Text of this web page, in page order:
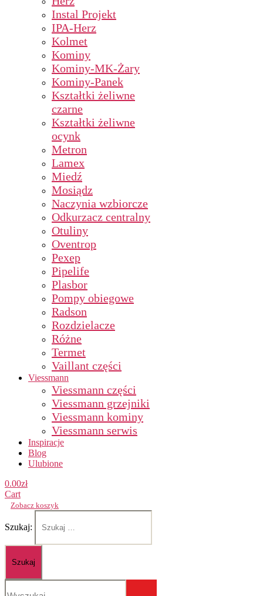
Instal Projekt
IPA-Herz
Kolmet
Kominy
Kominy-MK-Żary
Kominy-Panek
Kształtki żeliwne
czarne
Kształtki żeliwne
ocynk
Metron
Lamex
Miedź
Mosiądz
Naczynia wzbiorcze
Odkurzacz centralny
Otuliny
Oventrop
Pexep
Pipelife
Plasbor
Pompy obiegowe
Radson
Rozdzielacze
Różne
Termet
Vaillant części
Viessmann
Viessmann części
Viessmann grzejniki
Viessmann kominy
Viessmann serwis
Inspiracje
Blog
Ulubione
0.00zł
Cart
Zobacz koszyk
Szukaj: